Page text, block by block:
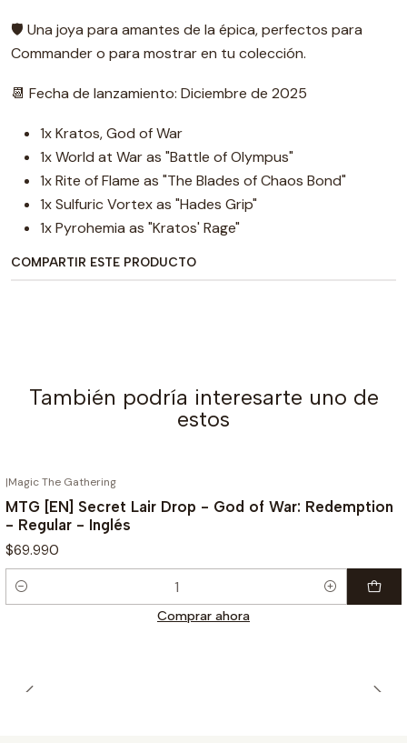
🛡️ Una joya para amantes de la épica, perfectos para
Commander o para mostrar en tu colección.
📆 Fecha de lanzamiento: Diciembre de 2025
1x Kratos, God of War
1x World at War as "Battle of Olympus"
1x Rite of Flame as "The Blades of Chaos Bond"
1x Sulfuric Vortex as "Hades Grip"
1x Pyrohemia as "Kratos' Rage"
COMPARTIR ESTE PRODUCTO
También podría interesarte uno de
estos
|Magic The Gathering
MTG [EN] Secret Lair Drop - God of War: Redemption
- Regular - Inglés
$69.990
Cantidad
Comprar ahora